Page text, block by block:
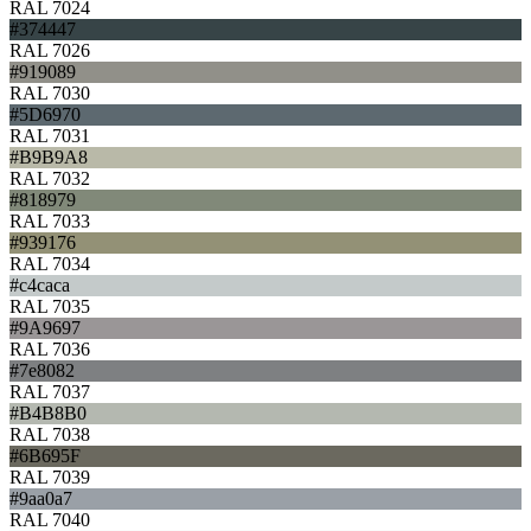
RAL 7024
#374447
RAL 7026
#919089
RAL 7030
#5D6970
RAL 7031
#B9B9A8
RAL 7032
#818979
RAL 7033
#939176
RAL 7034
#c4caca
RAL 7035
#9A9697
RAL 7036
#7e8082
RAL 7037
#B4B8B0
RAL 7038
#6B695F
RAL 7039
#9aa0a7
RAL 7040